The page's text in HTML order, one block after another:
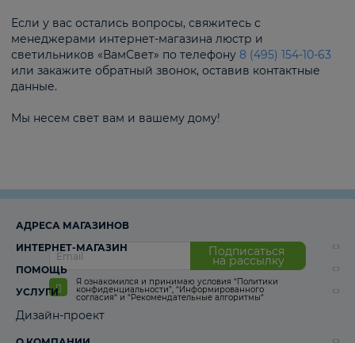
Если у вас остались вопросы, свяжитесь с
менеджерами интернет-магазина люстр и
светильников «ВамСвет» по телефону 8 (495) 154-10-63
или закажите обратный звонок, оставив контактные
данные.
Мы несем свет вам и вашему дому!
Подписаться
на рассылку
Я ознакомился и принимаю условия “Политики
конфиденциальности”, “Информированного
согласия“ и “Рекомендательные алгоритмы“
АДРЕСА МАГАЗИНОВ
ИНТЕРНЕТ-МАГАЗИН
ПОМОЩЬ
УСЛУГИ
Дизайн-проект